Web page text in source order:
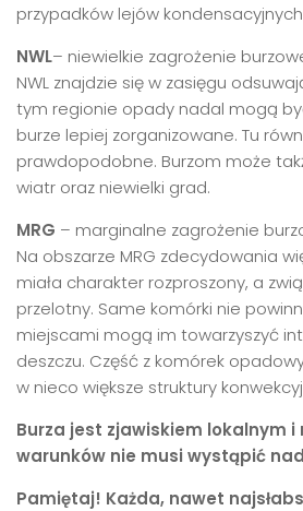
przypadków lejów
NWL– niewielkie zagrożenie
NWL znajdzie się w zasięgu
tym regionie opady nadal mogą
burze lepiej zorganizowane. Tu
prawdopodobne. Burzom może
wiatr oraz niewielki grad.
MRG – marginalne zagrożenie
Na obszarze MRG zdecydowania
miała charakter rozproszony, a
przelotny. Same komórki nie
miejscami mogą im towarzyszyć
deszczu. Część z komórek
w nieco większe struktury
Burza jest zjawiskiem lokalnym
warunków nie musi wystąpić
Pamiętaj! Każda, nawet